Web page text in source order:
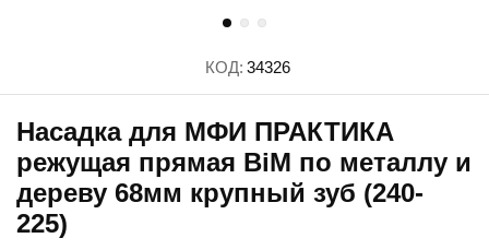
КОД: 34326
Насадка для МФИ ПРАКТИКА
режущая прямая BiM по металлу и
дереву 68мм крупный зуб (240-
225)